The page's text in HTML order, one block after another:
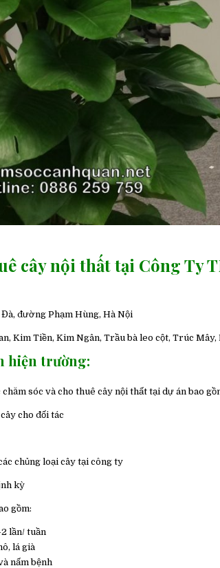
cây nội thất tại Công Ty
đường Phạm Hùng, Hà Nội
Kim Tiền, Kim Ngân, Trầu bà leo cột, Trúc Mây,
hiện trường:
sóc và cho thuê cây nội thất tại dự án bao
cho đối tác
chủng loại cây tại công ty
kỳ
gồm:
lần/ tuần
lá già
nấm bệnh